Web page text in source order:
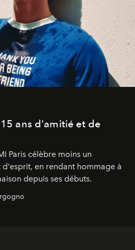
ans d'amitié et de
Paris célèbre moins un
en rendant hommage à
depuis ses débuts.